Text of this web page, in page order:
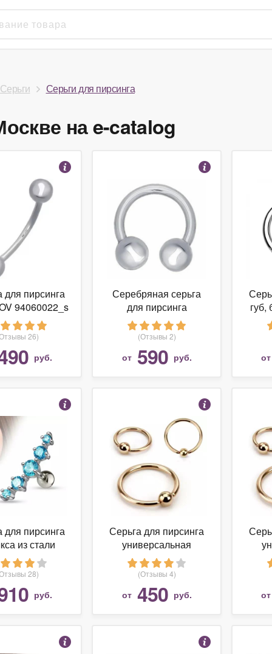
Серьги Серьги для пирсинга
на e-catalog
для пирсинга
94060022_s
26)
руб.
Серебряная серьга
для пирсинга
SOKOLOV 94060018_s
(Отзывы 2)
от 590 руб.
губ,
от
для пирсинга
из стали
JA10977
28)
руб.
Серьга для пирсинга
универсальная
PiercedFish GRR из
стали
(Отзывы 4)
от 450 руб. от